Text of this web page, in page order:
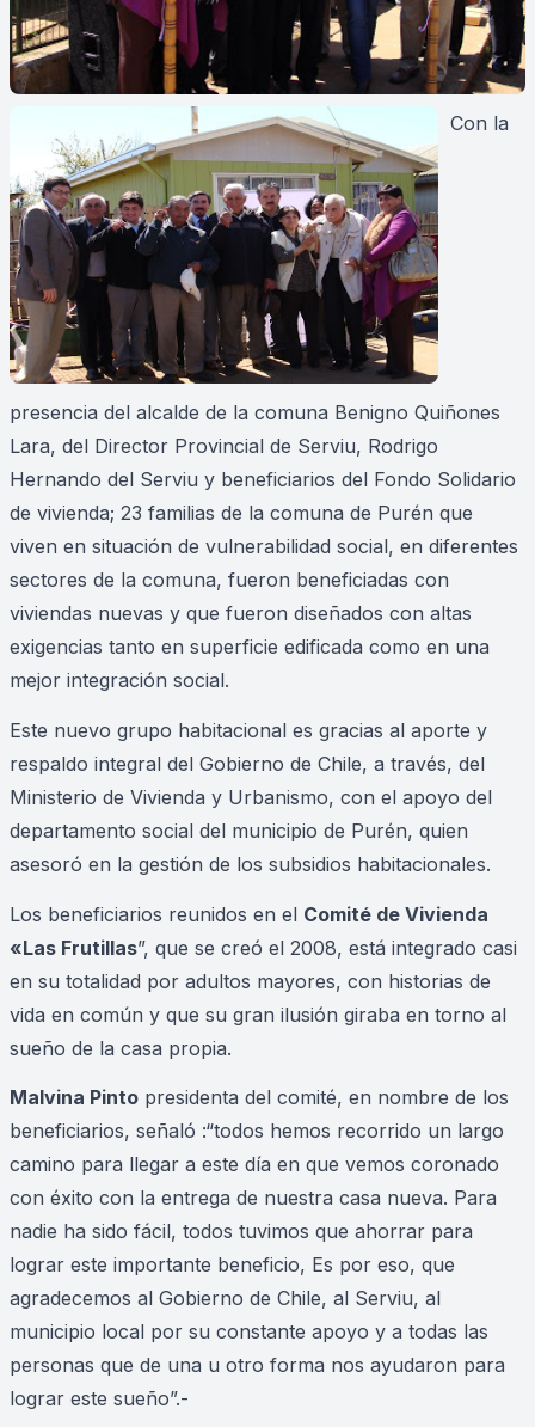
Con la
presencia del alcalde de la comuna Benigno Quiñones
Lara, del Director Provincial de Serviu, Rodrigo
Hernando del Serviu y beneficiarios del Fondo Solidario
de vivienda; 23 familias de la comuna de Purén que
viven en situación de vulnerabilidad social, en diferentes
sectores de la comuna, fueron beneficiadas con
viviendas nuevas y que fueron diseñados con altas
exigencias tanto en superficie edificada como en una
mejor integración social.
Este nuevo grupo habitacional es gracias al aporte y
respaldo integral del Gobierno de Chile, a través, del
Ministerio de Vivienda y Urbanismo, con el apoyo del
departamento social del municipio de Purén, quien
asesoró en la gestión de los subsidios habitacionales.
Los beneficiarios reunidos en el Comité de Vivienda
«Las Frutillas”, que se creó el 2008, está integrado casi
en su totalidad por adultos mayores, con historias de
vida en común y que su gran ilusión giraba en torno al
sueño de la casa propia.
Malvina Pinto presidenta del comité, en nombre de los
beneficiarios, señaló :“todos hemos recorrido un largo
camino para llegar a este día en que vemos coronado
con éxito con la entrega de nuestra casa nueva. Para
nadie ha sido fácil, todos tuvimos que ahorrar para
lograr este importante beneficio, Es por eso, que
agradecemos al Gobierno de Chile, al Serviu, al
municipio local por su constante apoyo y a todas las
personas que de una u otro forma nos ayudaron para
lograr este sueño”.-